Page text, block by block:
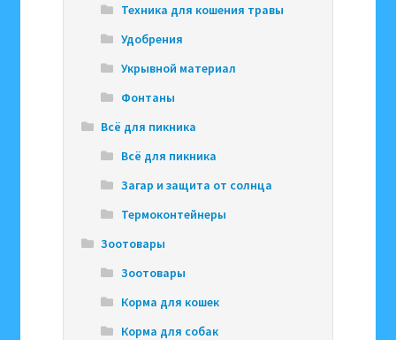
Техника для кошения травы
Удобрения
Укрывной материал
Фонтаны
Всё для пикника
Всё для пикника
Загар и защита от солнца
Термоконтейнеры
Зоотовары
Зоотовары
Корма для кошек
Корма для собак